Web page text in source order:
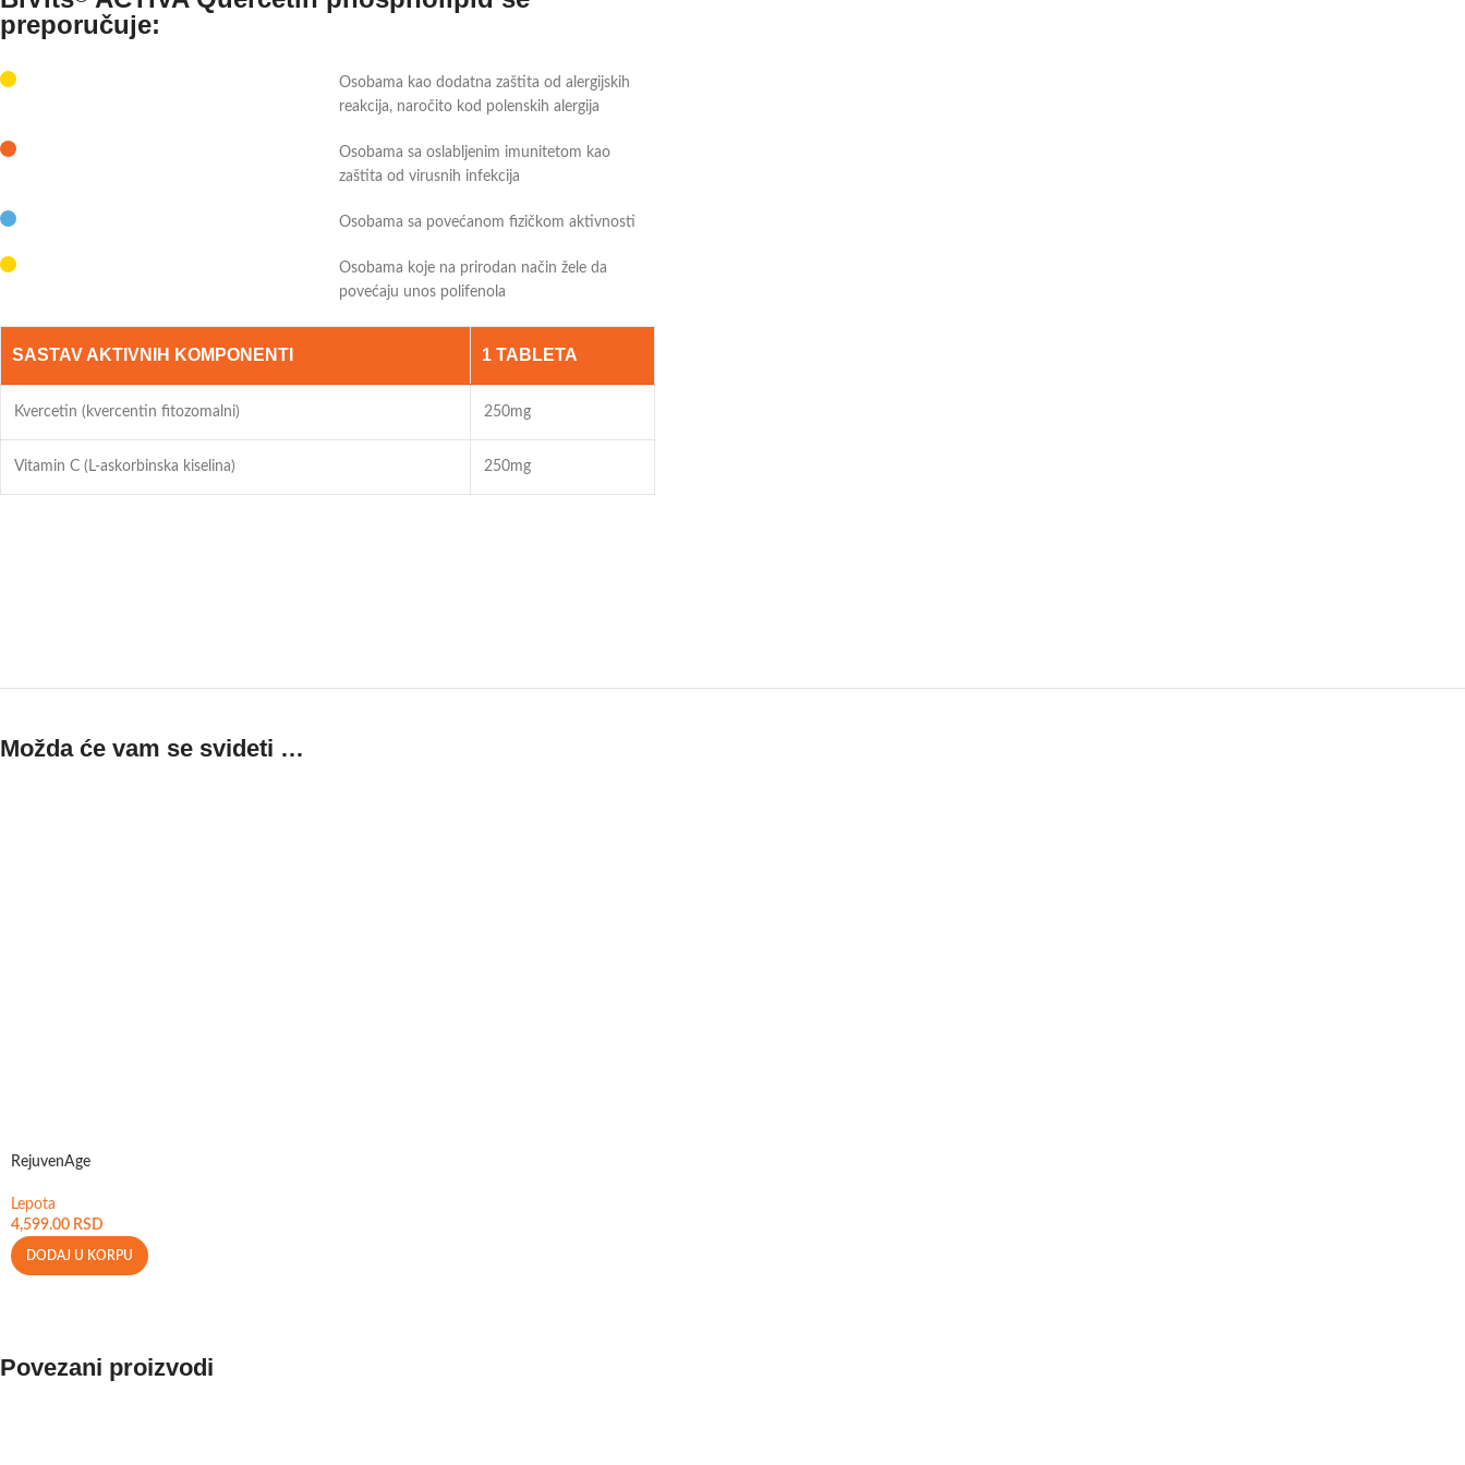
preporučuje:
Osobama kao dodatna zaštita od alergijskih
reakcija, naročito kod polenskih alergija
Osobama sa oslabljenim imunitetom kao
zaštita od virusnih infekcija
Osobama sa povećanom fizičkom aktivnosti
Osobama koje na prirodan način žele da
povećaju unos polifenola
SASTAV AKTIVNIH KOMPONENTI 1 TABLETA
Kvercetin (kvercentin fitozomalni) 250mg
Vitamin C (L-askorbinska kiselina) 250mg
Možda će vam se svideti …
RejuvenAge
Lepota
4,599.00 RSD
DODAJ U KORPU
Povezani proizvodi